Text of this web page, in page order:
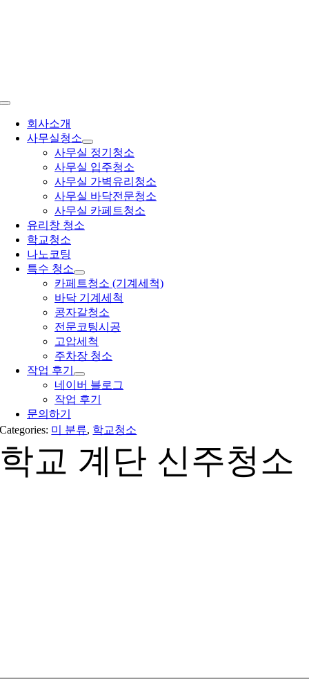
뛰
Toggle
Navigation회사소개
사무실청소
사무실 정기청소
사무실 입주청소
사무실 가벽유리청소
사무실 바닥전문청소
사무실 카페트청소
유리창 청소
학교청소
나노코팅
특수 청소
카페트청소 (기계세척)
바닥 기계세척
콩자갈청소
전문코팅시공
고압세척
주차장 청소
작업 후기
네이버 블로그
작업 후기
문의하기
Categories: 미 분류, 학교청소
학교 계단 신주청소